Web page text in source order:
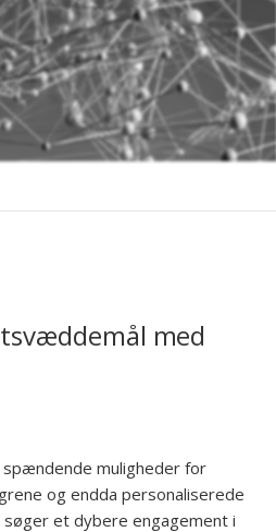
med
muligheder for
og endda personaliserede
et dybere engagement i